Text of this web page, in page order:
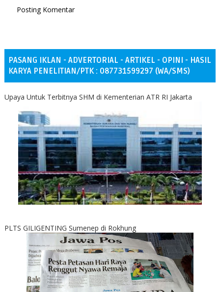
Posting Komentar
PASANG IKLAN - ADVERTORIAL - ARTIKEL - OPINI - HASIL
KARYA PENELITIAN/PTK : 087731599297 (WA/SMS)
Upaya Untuk Terbitnya SHM di Kementerian ATR RI Jakarta
PLTS GILIGENTING Sumenep di Rokhung